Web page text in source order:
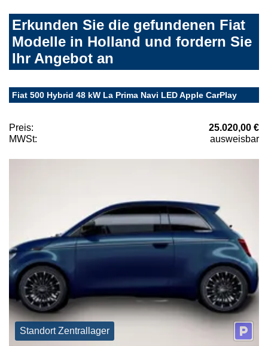
Erkunden Sie die gefundenen Fiat
Modelle in Holland und fordern Sie
Ihr Angebot an
Fiat 500 Hybrid 48 kW La Prima Navi LED Apple CarPlay
Preis:
25.020,00 €
MWSt:
ausweisbar
Standort Zentrallager